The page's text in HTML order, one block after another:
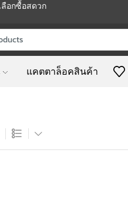
ลือกซื้อสดวก
แคตตาล็อคสินค้า